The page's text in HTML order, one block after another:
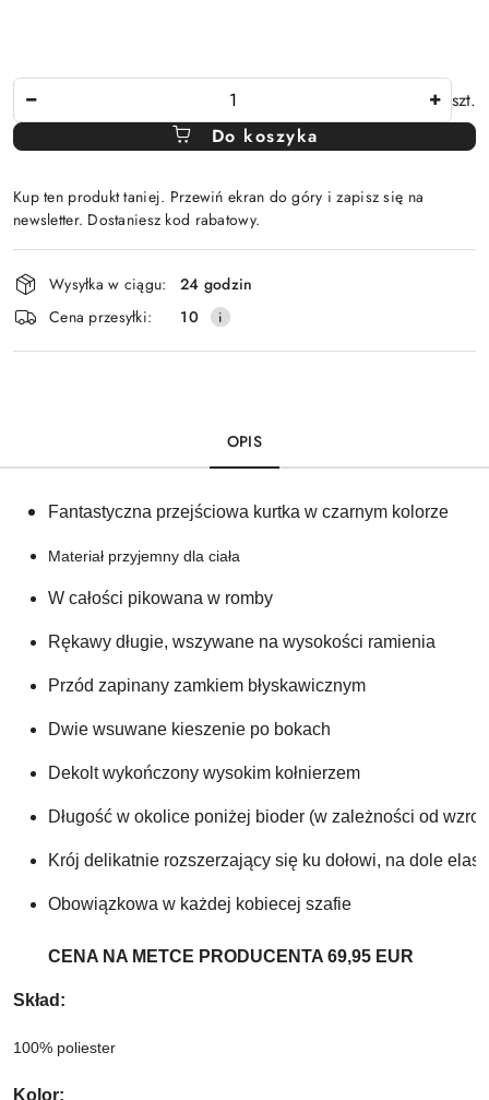
szt.
Do koszyka
Kup ten produkt taniej. Przewiń ekran do góry i zapisz się na
newsletter. Dostaniesz kod rabatowy.
Dostępność
i
dostawa
Wysyłka w ciągu:
24 godzin
Cena przesyłki:
10
OPIS
Fantastyczna przejściowa kurtka w czarnym kolorze
Materiał przyjemny dla ciała
W całości pikowana w romby
Rękawy długie, wszywane na wysokości ramienia
Przód zapinany zamkiem błyskawicznym
Dwie wsuwane kieszenie po bokach
Dekolt wykończony wysokim kołnierzem
Długość w okolice poniżej bioder (w zależności od
Krój delikatnie rozszerzający się ku dołowi, na dole
Obowiązkowa w każdej kobiecej szafie
CENA NA METCE PRODUCENTA 69,95 EUR
Skład:
100% poliester
Kolor: